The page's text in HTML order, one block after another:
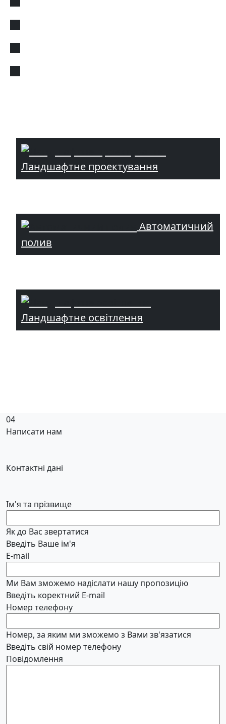
Ландшафтне проектування
Автоматичний
полив
Ландшафтне освітлення
04
Написати нам
Контактні дані
Ім'я та прізвище
Як до Вас звертатися
Введіть Ваше ім'я
E-mail
Ми Вам зможемо надіслати нашу пропозицію
Введіть коректний E-mail
Номер телефону
Номер, за яким ми зможемо з Вами зв'язатися
Введіть свій номер телефону
Повідомлення